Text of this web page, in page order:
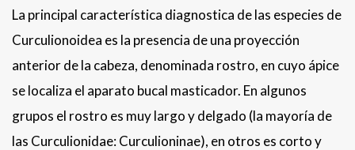
La principal característica diagnostica de las especies de
Curculionoidea es la presencia de una proyección
anterior de la cabeza, denominada rostro, en cuyo ápice
se localiza el aparato bucal masticador. En algunos
grupos el rostro es muy largo y delgado (la mayoría de
las Curculionidae: Curculioninae), en otros es corto y